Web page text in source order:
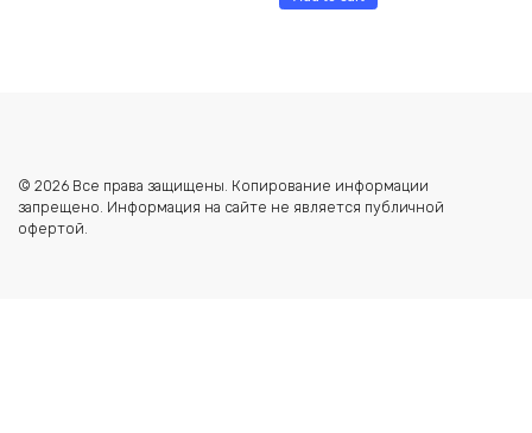
© 2026 Все права защищены. Копирование информации
запрещено. Информация на сайте не является публичной
офертой.